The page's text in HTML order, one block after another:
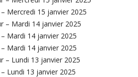
Mercredi 15 janvier 2025
– Mardi 14 janvier 2025
Mardi 14 janvier 2025
Mardi 14 janvier 2025
– Lundi 13 janvier 2025
Lundi 13 janvier 2025